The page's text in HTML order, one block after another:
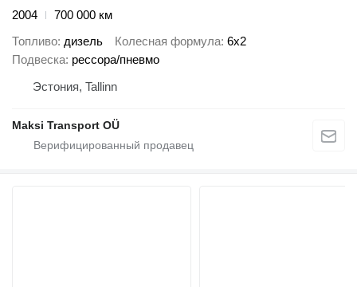
2004
700 000 км
Топливо дизель Колесная формула 6x2
Подвеска рессора/пневмо
Эстония, Tallinn
Maksi Transport OÜ